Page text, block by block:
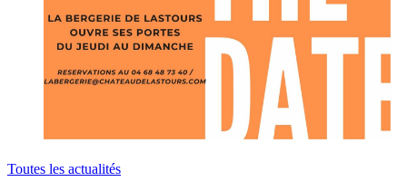
Toutes les actualités